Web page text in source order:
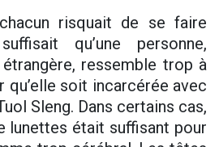
risquait de se faire
qu’une personne,
ressemble trop à
qu’elle soit incarcérée avec
Sleng. Dans certains cas,
lunettes était suffisant pour